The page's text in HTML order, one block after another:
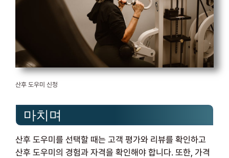
산후 도우미 신청
마치며
산후 도우미를 선택할 때는 고객 평가와 리뷰를 확인하고
산후 도우미의 경험과 자격을 확인해야 합니다. 또한, 가격